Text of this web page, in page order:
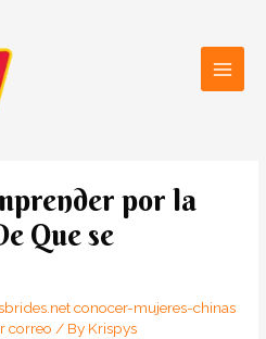
por la
Que se
conocer-mujeres-chinas
correo / By Krispys